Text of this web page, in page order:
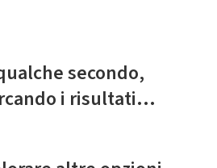
secondo,
i risultati...